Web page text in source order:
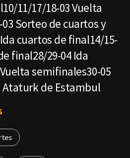
11/17/18-03 Vuelta
Sorteo de cuartos y
cuartos de final14/15-
final28/29-04 Ida
semifinales30-05
Ataturk de Estambul